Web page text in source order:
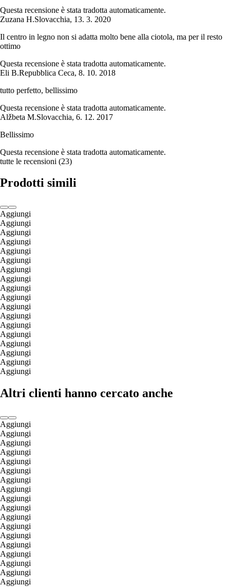
Questa recensione è stata tradotta automaticamente.
Zuzana H.Slovacchia, 13. 3. 2020
Il centro in legno non si adatta molto bene alla ciotola, ma per il resto
ottimo
Questa recensione è stata tradotta automaticamente.
Eli B.Repubblica Ceca, 8. 10. 2018
tutto perfetto, bellissimo
Questa recensione è stata tradotta automaticamente.
Alžbeta M.Slovacchia, 6. 12. 2017
Bellissimo
Questa recensione è stata tradotta automaticamente.
tutte le recensioni (23)
Prodotti simili
Aggiungi
Aggiungi
Aggiungi
Aggiungi
Aggiungi
Aggiungi
Aggiungi
Aggiungi
Aggiungi
Aggiungi
Aggiungi
Aggiungi
Aggiungi
Aggiungi
Aggiungi
Aggiungi
Aggiungi
Aggiungi
Altri clienti hanno cercato anche
Aggiungi
Aggiungi
Aggiungi
Aggiungi
Aggiungi
Aggiungi
Aggiungi
Aggiungi
Aggiungi
Aggiungi
Aggiungi
Aggiungi
Aggiungi
Aggiungi
Aggiungi
Aggiungi
Aggiungi
Aggiungi